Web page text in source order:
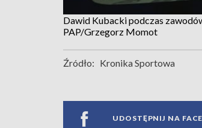
Dawid Kubacki podczas
PAP/Grzegorz Momot
Źródło: Kronika Sportowa
UDOSTĘPNIJ NA